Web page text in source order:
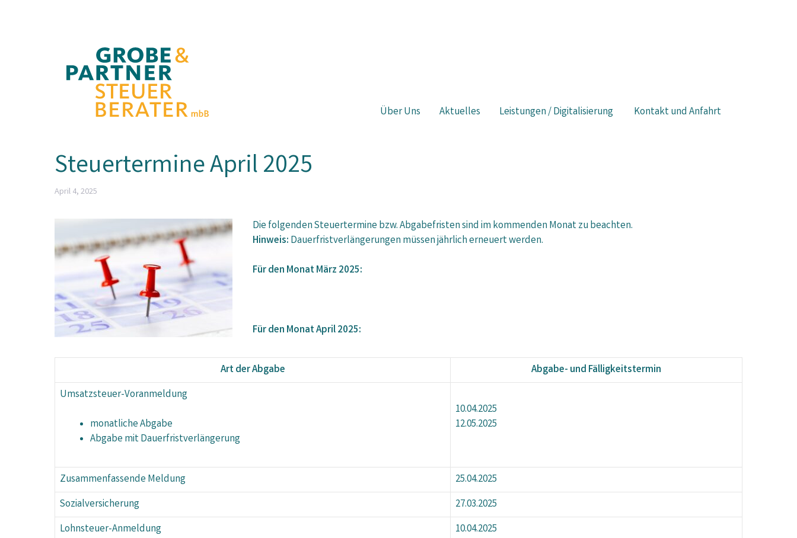
Über Uns Aktuelles Leistungen / Digitalisierung Kontakt und Anfahrt
Steuertermine April 2025
April 4, 2025
Die folgenden Steuertermine bzw. Abgabefristen sind im kommenden Monat zu beachten.
Hinweis: Dauerfristverlängerungen müssen jährlich erneuert werden.
Für den Monat März 2025:
Art der Abgabe
Abgabe- und Fälligkeitstermin
Umsatzsteuer-Voranmeldung
monatliche Abgabe
Abgabe mit Dauerfristverlängerung
10.04.2025
12.05.2025
Zusammenfassende Meldung
25.04.2025
Sozialversicherung
27.03.2025
Lohnsteuer-Anmeldung
10.04.2025
Für den Monat April 2025: